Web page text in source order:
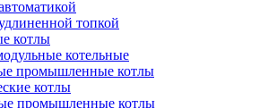
топкой
котлы
котельные
промышленные котлы
котлы
промышленные котлы